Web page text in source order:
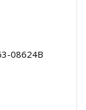
08624B